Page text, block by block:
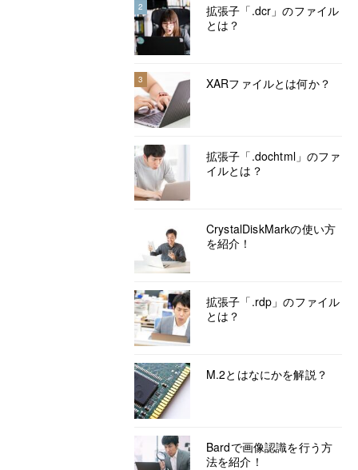
2
拡張子「.dcr」のファイル
とは？
3 XARファイルとは何か？
拡張子「.dochtml」のファ
イルとは？
CrystalDiskMarkの使い方
を紹介！
拡張子「.rdp」のファイル
とは？
M.2とはなにかを解説？
Bardで画像認識を行う方
法を紹介！